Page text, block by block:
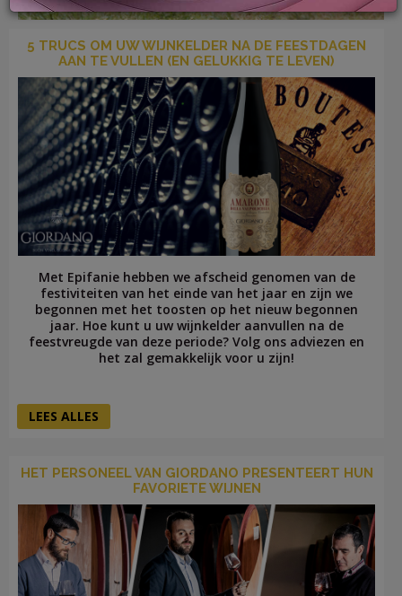
LOG
IN
5 TRUCS OM UW WIJNKELDER NA DE FEESTDAGEN
AAN TE VULLEN (EN GELUKKIG TE LEVEN)
Met Epifanie hebben we afscheid genomen van de
festiviteiten van het einde van het jaar en zijn we
begonnen met het toosten op het nieuw begonnen
jaar. Hoe kunt u uw wijnkelder aanvullen na de
feestvreugde van deze periode? Volg ons adviezen en
het zal gemakkelijk voor u zijn!
LEES ALLES
HET PERSONEEL VAN GIORDANO PRESENTEERT HUN
FAVORIETE WIJNEN